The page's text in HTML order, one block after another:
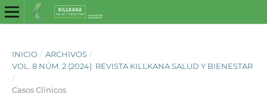
INICIO / ARCHIVOS /
VOL. 8 NÚM. 2 (2024): REVISTA KILLKANA SALUD Y BIENESTAR
/
Casos Clínicos